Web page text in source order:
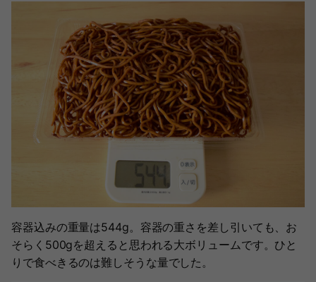
容器込みの重量は544g。容器の重さを差し引いても、お
そらく500gを超えると思われる大ボリュームです。ひと
りで食べきるのは難しそうな量でした。